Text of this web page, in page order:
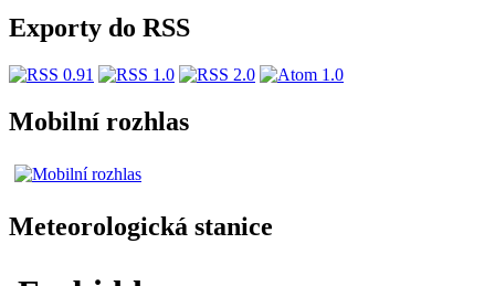
Exporty do RSS
Mobilní rozhlas
Meteorologická stanice